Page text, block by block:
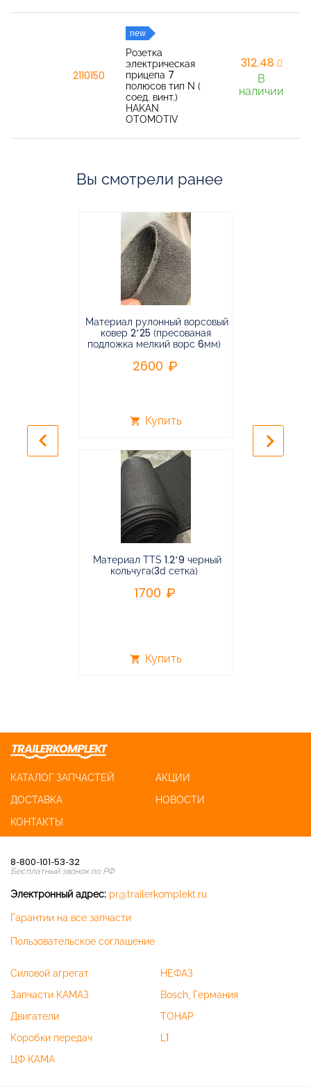
2110150
new
Розетка
электрическая
прицепа 7
полюсов тип N (
соед. винт.)
HAKAN
OTOMOTIV
312,48
В
наличии
Вы смотрели ранее
Материал рулонный ворсовый
ковер 2*25 (пресованая
подложка мелкий ворс 6мм)
2600
shopping_cart Купить
Материал TTS 1.2*9 черный
кольчуга(3d сетка)
1700
shopping_cart Купить
keyboard_arrow_left keyboard_arrow_right
КАТАЛОГ ЗАПЧАСТЕЙ
АКЦИИ
ДОСТАВКА
НОВОСТИ
КОНТАКТЫ
8-800-101-53-32
Бесплатный звонок по РФ
Электронный адрес: pr@trailerkomplekt.ru
Гарантии на все запчасти
Пользовательское соглашение
Силовой агрегат
Запчасти КАМАЗ
Двигатели
Коробки передач
ЦФ КАМА
НЕФАЗ
Bosch, Германия
ТОНАР
L1